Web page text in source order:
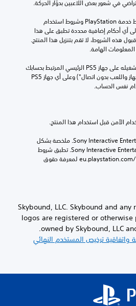
في شعور بعض اللاعبين بدوّار الحركة.
الهامة.
نفس الحساب.
©2021 Skybound, LLC. Skybound and
logos are registered or
owned by Skybound, LLC
ترخيص المستخدم النهائي